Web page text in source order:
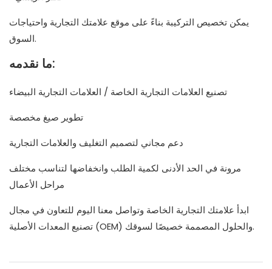
يمكن تخصيص التركيبة بناءً على موقع علامتك التجارية واحتياجات
السوق.
ما نقدمه:
تصنيع العلامات التجارية الخاصة / العلامات التجارية البيضاء
تطوير صيغ مخصصة
دعم مجاني لتصميم التغليف والعلامات التجارية
مرونة في الحد الأدنى لكمية الطلب وانخفاضها لتناسب مختلف
مراحل الأعمال
ابدأ علامتك التجارية الخاصة وتواصل معنا اليوم للتعاون في مجال
تصنيع المعدات الأصلية (OEM) والحلول المصممة خصيصًا لسوقك.